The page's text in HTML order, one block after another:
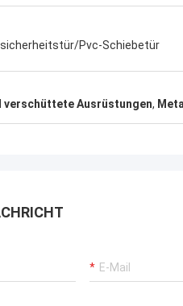
die Leute,
Deepblues
Pvc-Schiebetür
verschüttete Ausrüstungen,